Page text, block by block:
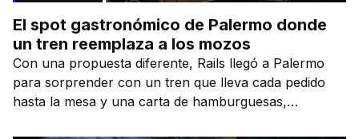
El spot gastronómico de Palermo donde
un tren reemplaza a los mozos
Con una propuesta diferente, Rails llegó a Palermo
para sorprender con un tren que lleva cada pedido
hasta la mesa y una carta de hamburguesas,